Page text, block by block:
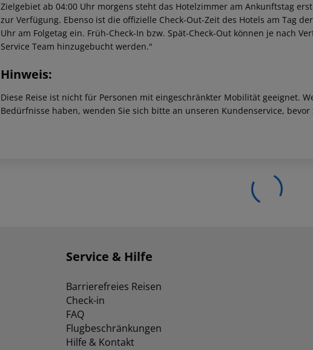
Zielgebiet ab 04:00 Uhr morgens steht das Hotelzimmer am Ankunftstag
zur Verfügung. Ebenso ist die offizielle Check-Out-Zeit des Hotels am Tag
Uhr am Folgetag ein. Früh-Check-In bzw. Spät-Check-Out können je nach
Service Team hinzugebucht werden."
Hinweis:
Diese Reise ist nicht für Personen mit eingeschränkter Mobilität geeignet.
Bedürfnisse haben, wenden Sie sich bitte an unseren Kundenservice,
Service & Hilfe
Barrierefreies Reisen
Check-in
FAQ
Flugbeschränkungen
Hilfe & Kontakt